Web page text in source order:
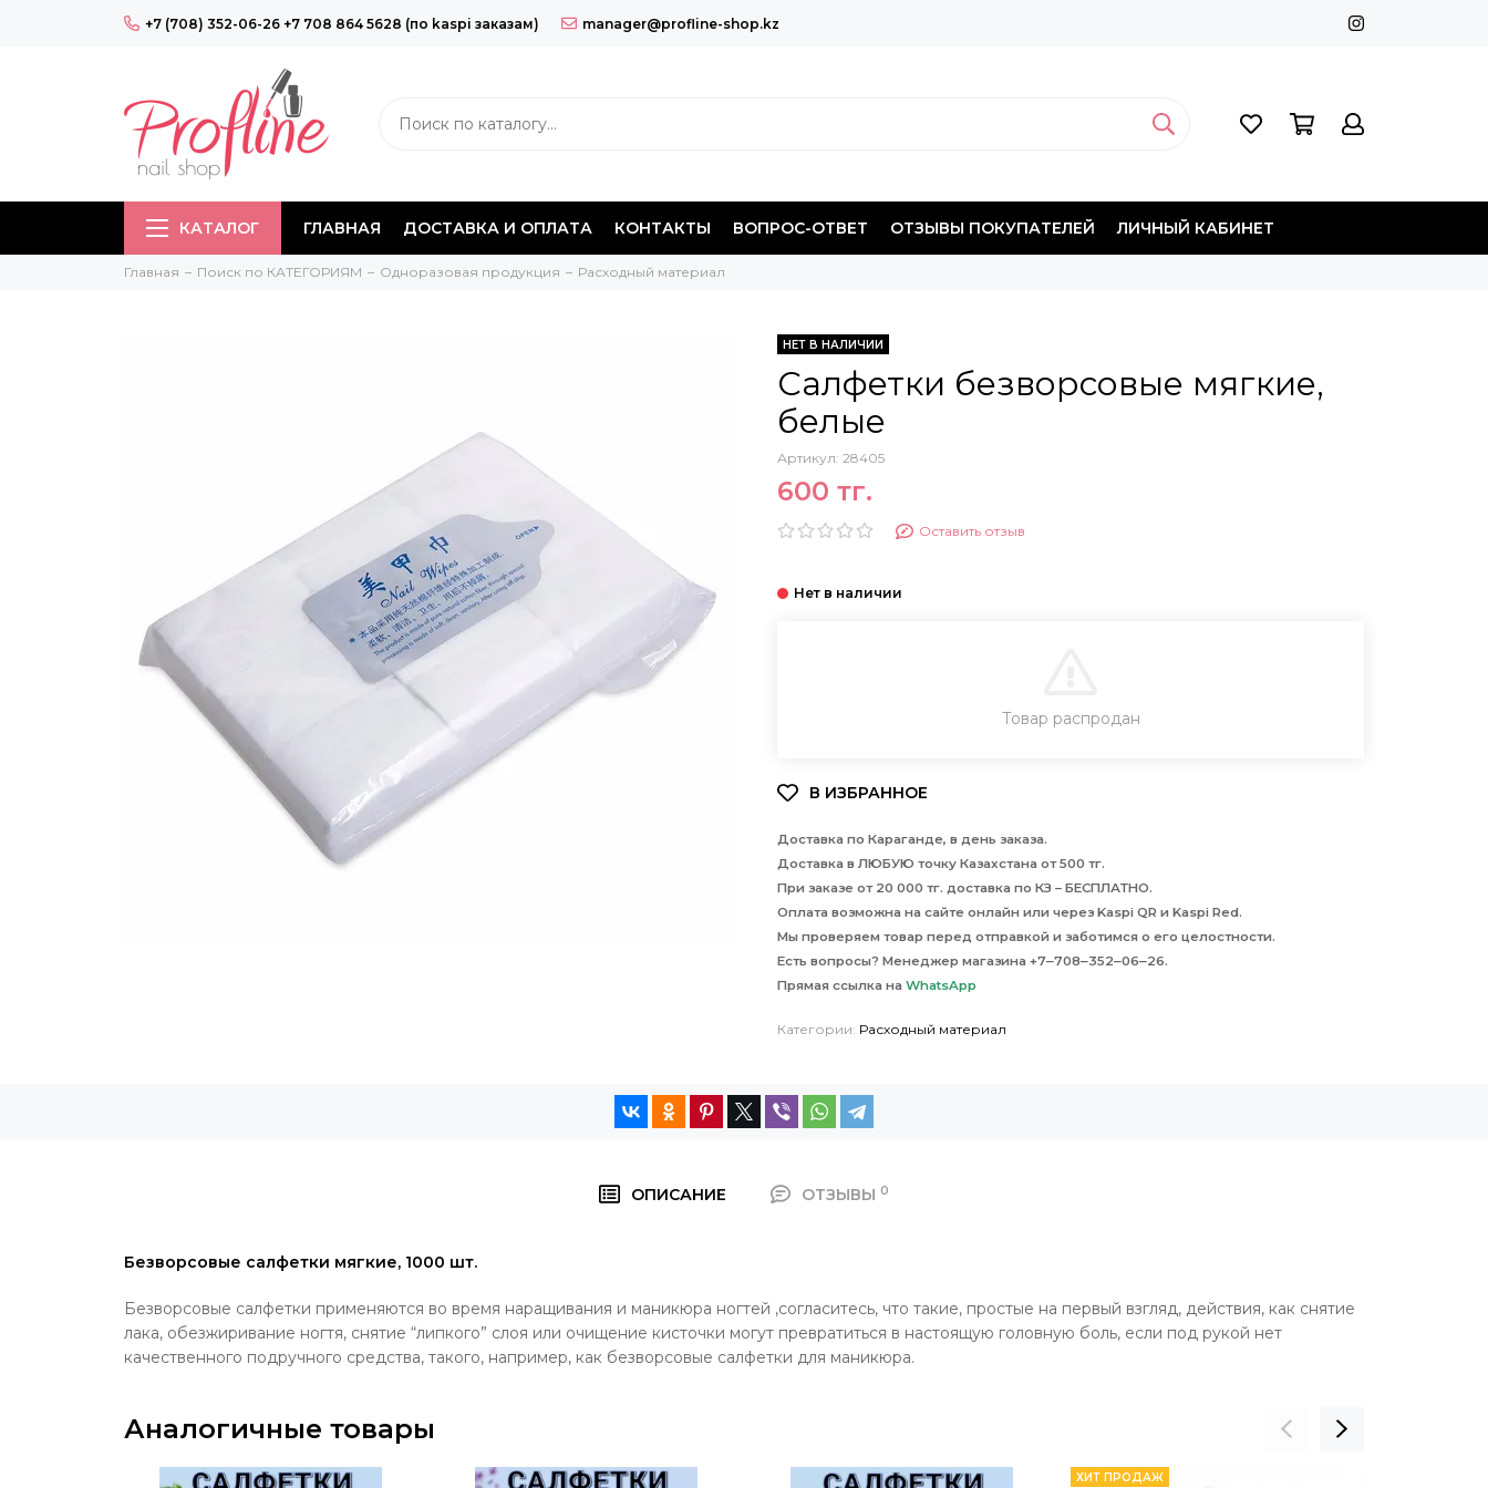
+7 (708) 352-06-26 +7 708 864 5628 (по kaspi заказам) manager@profline-shop.kz
КАТАЛОГ ГЛАВНАЯ ДОСТАВКА И ОПЛАТА КОНТАКТЫ ВОПРОС-ОТВЕТ ОТЗЫВЫ ПОКУПАТЕЛЕЙ ЛИЧНЫЙ КАБИНЕТ
Главная Поиск по КАТЕГОРИЯМ Одноразовая продукция Расходный материал
НЕТ В НАЛИЧИИ
Салфетки безворсовые мягкие,
белые
Артикул: 28405
600 тг.
Оставить отзыв
Товар распродан
Доставка по Караганде, в день заказа.
Доставка в ЛЮБУЮ точку Казахстана от 500 тг.
При заказе от 20 000 тг. доставка по КЗ – БЕСПЛАТНО.
Оплата возможна на сайте онлайн или через Kaspi QR и Kaspi Red.
Мы проверяем товар перед отправкой и заботимся о его целостности.
Есть вопросы? Менеджер магазина +7‒708‒352‒06‒26.
Прямая ссылка на WhatsApp
Категории: Расходный материал
ОПИСАНИЕ ОТЗЫВЫ 0
Безворсовые салфетки мягкие, 1000 шт.
Безворсовые салфетки применяются во время наращивания и маникюра ногтей ,согласитесь, что такие, простые на первый взгляд, действия, как снятие
лака, обезжиривание ногтя, снятие “липкого” слоя или очищение кисточки могут превратиться в настоящую головную боль, если под рукой нет
качественного подручного средства, такого, например, как безворсовые салфетки для маникюра.
Аналогичные товары
ХИТ ПРОДАЖ